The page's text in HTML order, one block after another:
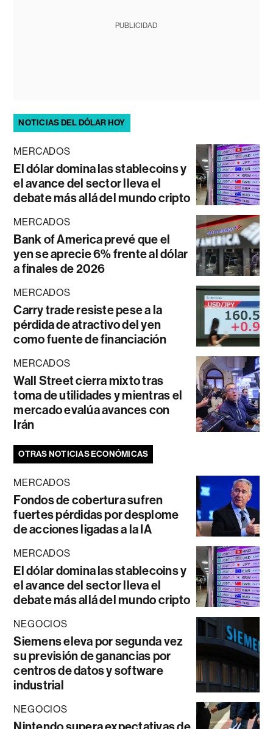
PUBLICIDAD
NOTICIAS DEL DÓLAR HOY
MERCADOS
El dólar domina las stablecoins y
el avance del sector lleva el
debate más allá del mundo cripto
MERCADOS
Bank of America prevé que el
yen se aprecie 6% frente al dólar
a finales de 2026
MERCADOS
Carry trade resiste pese a la
pérdida de atractivo del yen
como fuente de financiación
MERCADOS
Wall Street cierra mixto tras
toma de utilidades y mientras el
mercado evalúa avances con
Irán
OTRAS NOTICIAS ECONÓMICAS
MERCADOS
Fondos de cobertura sufren
fuertes pérdidas por desplome
de acciones ligadas a la IA
MERCADOS
El dólar domina las stablecoins y
el avance del sector lleva el
debate más allá del mundo cripto
NEGOCIOS
Siemens eleva por segunda vez
su previsión de ganancias por
centros de datos y software
industrial
NEGOCIOS